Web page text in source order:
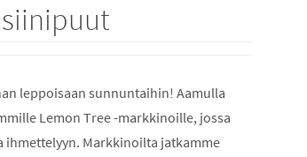
leppoisaan sunnuntaihin! Aamulla
Lemon Tree -markkinoille, jossa
ihmettelyyn. Markkinoilta jatkamme